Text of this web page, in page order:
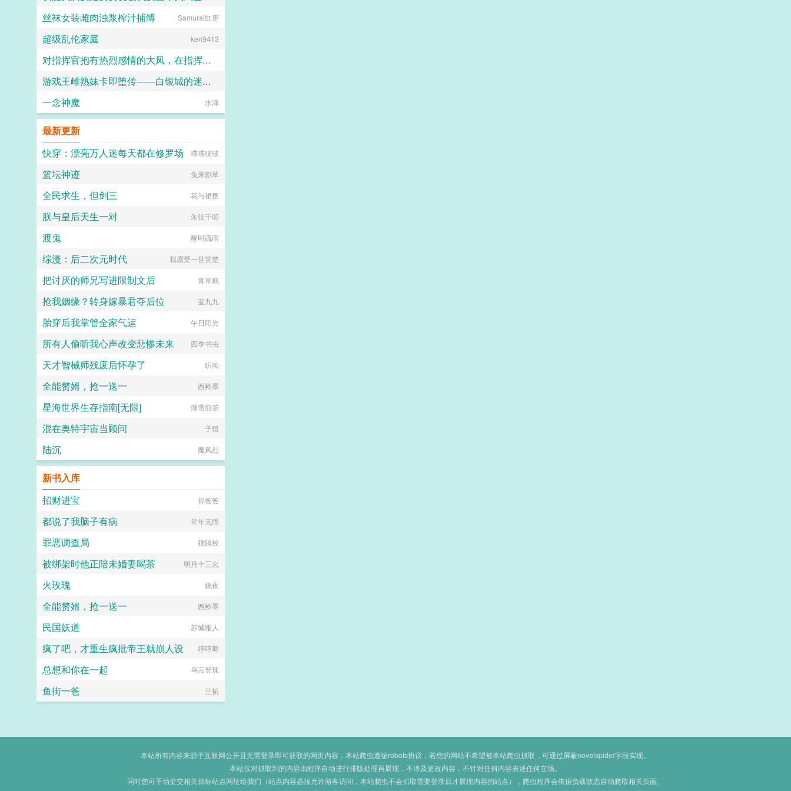
158330
丝袜女装雌肉浊浆榨汁捕缚 Samurai红枣
超级乱伦家庭 ken9413
对指挥官抱有热烈感情的大凤，在指挥官被迫出差的一年中被黑人用媚药和甜言蜜语玩弄成满身刺青的媚黑婊子
游戏王雌熟妹卡即堕传——白银城的迷宫主?拉比丽斯篇
丁骨
一念神魔 水泽
最新更新
快穿：漂亮万人迷每天都在修罗场
喵喵吱吱
篮坛神迹 兔来割草
全民求生，但剑三 花与裙摆
朕与皇后天生一对 朱弦千叩
渡鬼 醒时疏雨
综漫：后二次元时代 我愿受一世苦楚
把讨厌的师兄写进限制文后 青草糕
抢我姻缘？转身嫁暴君夺后位 蓝九九
胎穿后我掌管全家气运 午日阳光
所有人偷听我心声改变悲惨未来 四季书虫
天才智械师残废后怀孕了 织坳
全能赘婿，抢一送一 西羚墨
星海世界生存指南[无限] 薄雪煎茶
混在奥特宇宙当顾问 子恒
陆沉 魔风烈
新书入库
招财进宝
你爸爸
都说了我脑子有病 常年无雨
罪恶调查局 骁骑校
被绑架时他正陪未婚妻喝茶 明月十三幺
火玫瑰 姚夜
全能赘婿，抢一送一 西羚墨
民国妖道 苏城哑人
疯了吧，才重生疯批帝王就崩人设 哼哼唧
总想和你在一起 乌云登珠
鱼街一爸 兰拓
本站所有内容来源于互联网公开且无需登录即可获取的网页内容，本站爬虫遵循robots协议，若您的网站不希望被本站爬虫抓取，可通过屏蔽novelspider字段实现。
本站仅对抓取到的内容由程序自动进行排版处理再展现，不涉及更改内容，不针对任何内容表述任何立场。
同时您可手动提交相关目标站点网址给我们（站点内容必须允许游客访问，本站爬虫不会抓取需要登录后才展现内容的站点），爬虫程序会依据负载状态自动爬取相关页面。